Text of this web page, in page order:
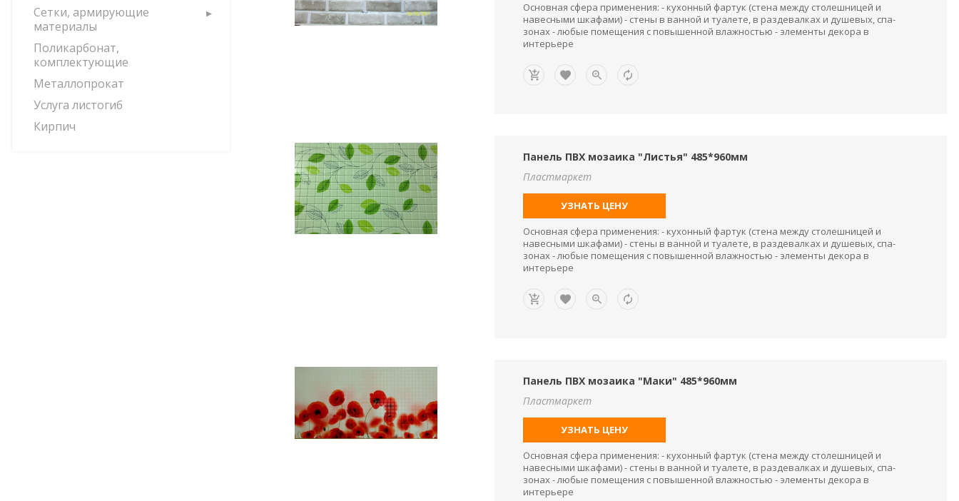
Сетки, армирующие
материалы
Поликарбонат,
комплектующие
Металлопрокат
Услуга листогиб
Кирпич
Основная сфера применения: - кухонный фартук (стена между столешницей и
навесными шкафами) - стены в ванной и туалете, в раздевалках и душевых, спа-
зонах - любые помещения с повышенной влажностью - элементы декора в
интерьере
Панель ПВХ мозаика "Листья" 485*960мм
Пластмаркет
УЗНАТЬ ЦЕНУ
Основная сфера применения: - кухонный фартук (стена между столешницей и
навесными шкафами) - стены в ванной и туалете, в раздевалках и душевых, спа-
зонах - любые помещения с повышенной влажностью - элементы декора в
интерьере
Панель ПВХ мозаика "Маки" 485*960мм
Пластмаркет
УЗНАТЬ ЦЕНУ
Основная сфера применения: - кухонный фартук (стена между столешницей и
навесными шкафами) - стены в ванной и туалете, в раздевалках и душевых, спа-
зонах - любые помещения с повышенной влажностью - элементы декора в
интерьере